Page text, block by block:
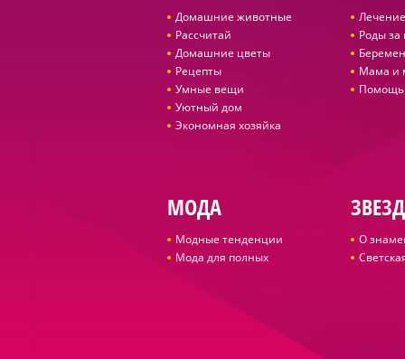
Домашние животные
Рассчитай
Домашние цветы
Рецепты
Умные вещи
Уютный дом
Экономная хозяйка
Роды за
Мама и
Помощь
МОДА
Модные тенденции
Мода для полных
О